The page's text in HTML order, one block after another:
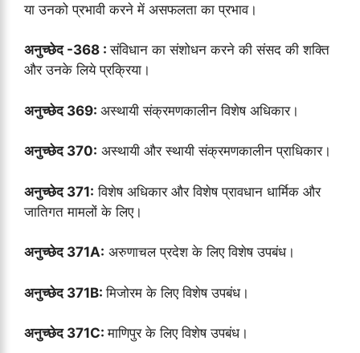
या उनको प्रभावी करने में असफलता का प्रभाव।
अनुच्छेद -368 :संविधान का संशोधन करने की संसद की शक्ति
और उनके लिये प्रक्रिया।
अनुच्छेद 369: अस्थायी संक्रमणकालीन विशेष अधिकार।
अनुच्छेद 370: अस्थायी और स्थायी संक्रमणकालीन प्राधिकार।
अनुच्छेद 371: विशेष अधिकार और विशेष प्रावधान धार्मिक और
जातिगत मामलों के लिए।
अनुच्छेद 371A: अरुणाचल प्रदेश के लिए विशेष उपबंध।
अनुच्छेद 371B:मिजोरम के लिए विशेष उपबंध।
अनुच्छेद 371C:माणिपुर के लिए विशेष उपबंध।